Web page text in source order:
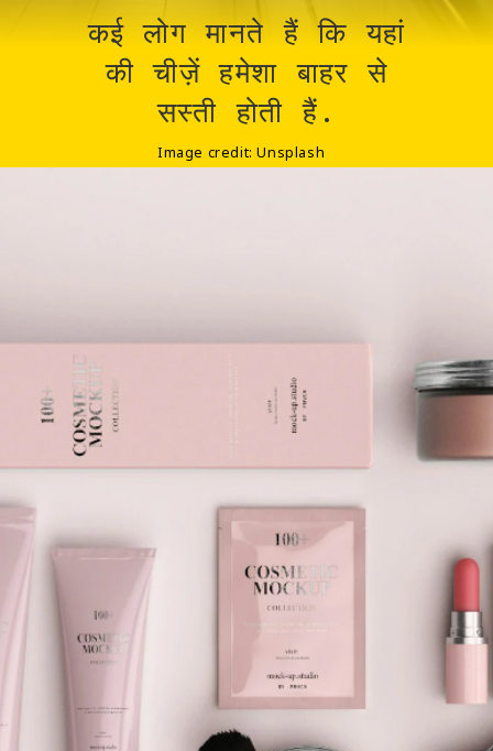
Image credit: Unsplash
कई लोग मानते हैं कि यहां
की चीज़ें हमेशा बाहर से
सस्ती होती हैं.